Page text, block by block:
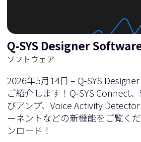
Q-SYS Designer
ソフトウェア
2026年5月14日 – Q-SYS
ご紹介します！Q‑SYS Connect
びアンプ、Voice Activity
ーネントなどの新機能をご覧く
ンロード！